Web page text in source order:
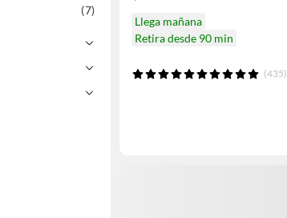
(7)
Llega mañana
Retira desde 90 min
(435)